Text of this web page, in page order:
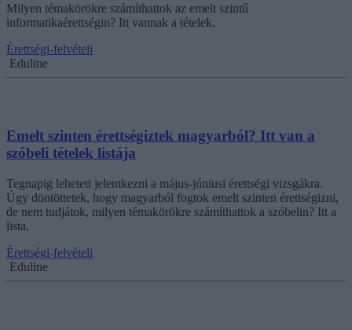
Milyen témakörökre számíthattok az emelt szintű
informatikaérettségin? Itt vannak a tételek.
Érettségi-felvételi
Eduline
Emelt szinten érettségiztek magyarból? Itt van a
szóbeli tételek listája
Tegnapig lehetett jelentkezni a május-júniusi érettségi vizsgákra.
Úgy döntöttetek, hogy magyarból fogtok emelt szinten érettségizni,
de nem tudjátok, milyen témakörökre számíthattok a szóbelin? Itt a
lista.
Érettségi-felvételi
Eduline